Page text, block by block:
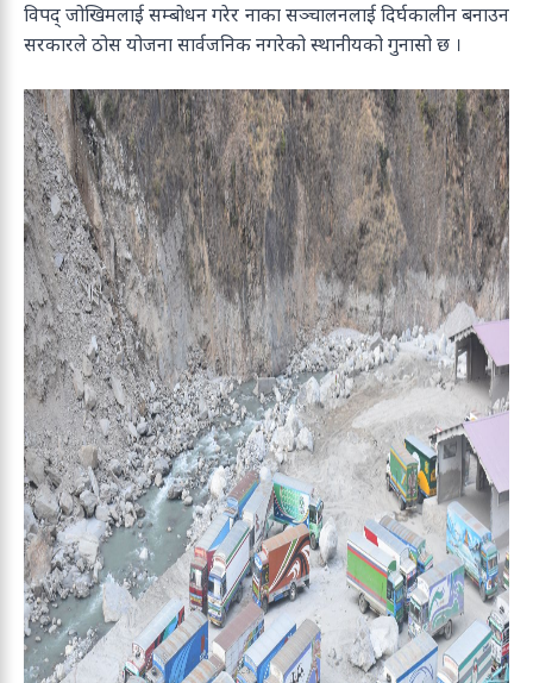
विपद् जोखिमलाई सम्बोधन गरेर नाका सञ्चालनलाई दिर्घकालीन बनाउन
सरकारले ठोस योजना सार्वजनिक नगरेको स्थानीयको गुनासो छ ।